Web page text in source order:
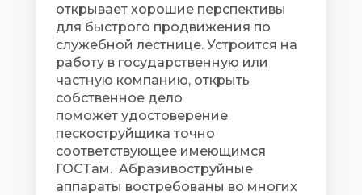
открывает хорошие перспективы
для быстрого продвижения по
служебной лестнице. Устроится на
работу в государственную или
частную компанию, открыть
собственное дело
поможет удостоверение
пескоструйщика точно
соответствующее имеющимся
ГОСТам. Абразивоструйные
аппараты востребованы во многих